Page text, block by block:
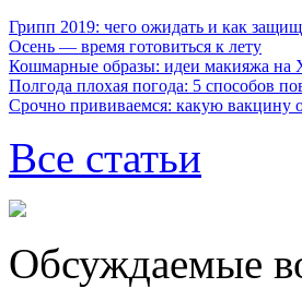
Грипп 2019: чего ожидать и как
Осень — время готовиться к лету
Кошмарные образы: идеи макияжа на
Полгода плохая погода: 5 способов
Срочно прививаемся: какую вакцину
Все статьи
Обсуждаемые